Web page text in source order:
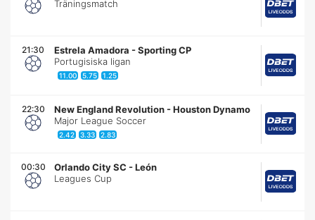
Träningsmatch
21:30 Estrela Amadora -Sporting CP
Portugisiska ligan
11.00 5.75 1.25
22:30 New England Revolution -Houston Dynamo
Major League Soccer
2.42 3.33 2.83
00:30 Orlando City SC -León
Leagues Cup